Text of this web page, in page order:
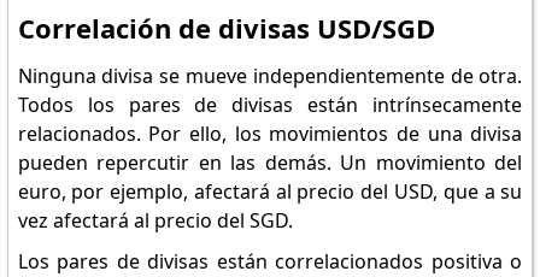
Correlación de divisas USD/SGD
Ninguna divisa se mueve independientemente de otra.
Todos los pares de divisas están intrínsecamente
relacionados. Por ello, los movimientos de una divisa
pueden repercutir en las demás. Un movimiento del
euro, por ejemplo, afectará al precio del USD, que a su
vez afectará al precio del SGD.
Los pares de divisas están correlacionados positiva o